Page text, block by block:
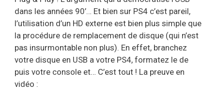
dans les années 90’… Et bien sur PS4 c’est pareil,
l’utilisation d’un HD externe est bien plus simple que
la procédure de remplacement de disque (qui n’est
pas insurmontable non plus). En effet, branchez
votre disque en USB a votre PS4, formatez le de
puis votre console et… C’est tout ! La preuve en
vidéo :